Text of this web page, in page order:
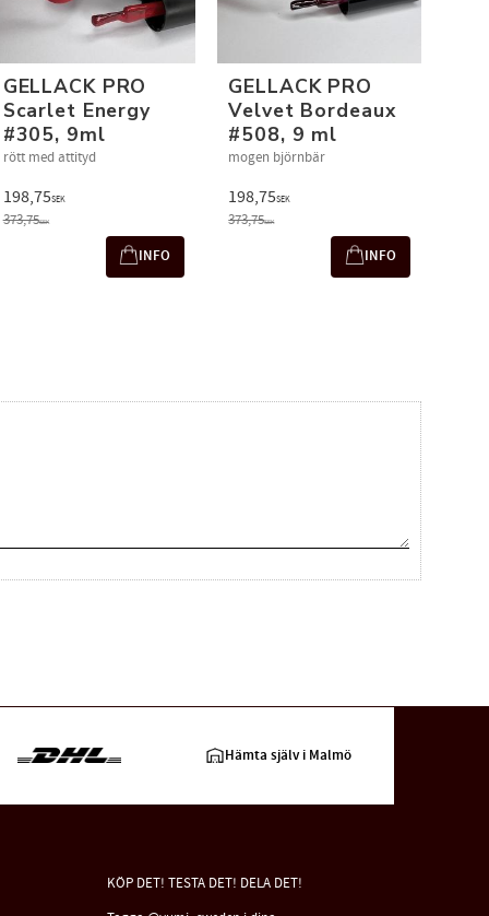
GELLACK PRO
Scarlet Energy
#305, 9ml
rött med attityd
198,75SEK
373,75SEK
INFO
GELLACK PRO
Velvet Bordeaux
#508, 9 ml
mogen björnbär
198,75SEK
373,75SEK
INFO
Hämta själv i Malmö
KÖP DET! TESTA DET! DELA DET!